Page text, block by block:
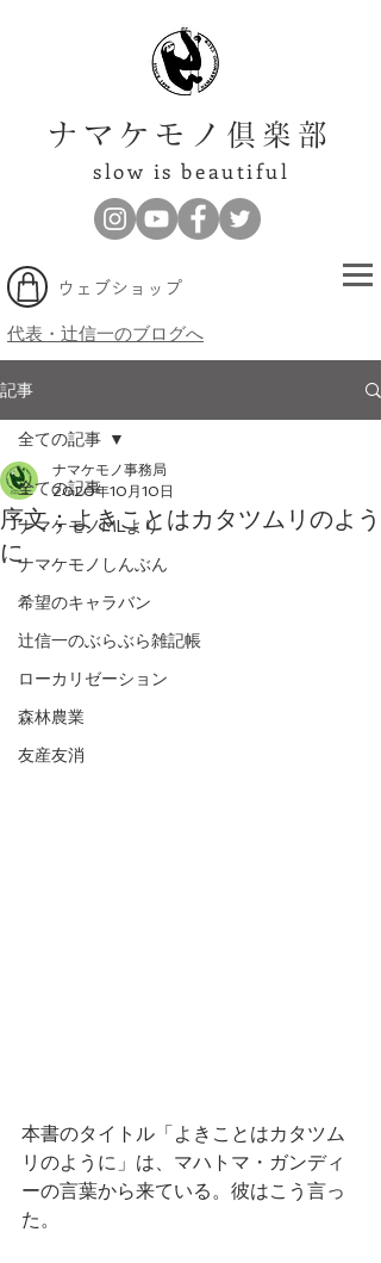
ナマケモノ倶楽部
slow is beautiful
​ウェブショップ
代表・辻信一のブログへ
記事
全ての記事
ナマケモノMLより
ナマケモノしんぶん
希望のキャラバン
辻信一のぶらぶら雑記帳
ローカリゼーション
森林農業
友産友消
全ての記事
序文：よきことはカタツムリのよう
に
ナマケモノ事務局
2020年10月10日
本書のタイトル「よきことはカタツム
リのように」は、マハトマ・ガンディ
ーの言葉から来ている。彼はこう言っ
た。